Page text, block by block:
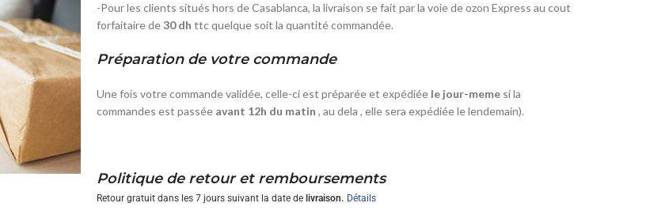
-Pour les clients situés hors de Casablanca, la livraison se fait par la voie de ozon Express au cout
forfaitaire de30 dh ttc quelque soit la quantité commandée.
Préparation de votre commande
Une fois votre commande validée, celle-ci est préparée et expédiée le jour-meme si la
commandes est passée avant 12h du matin , au dela , elle sera expédiée le lendemain).
Politique de retour et remboursements
Retour gratuit dans les 7 jours suivant la date de livraison. Détails